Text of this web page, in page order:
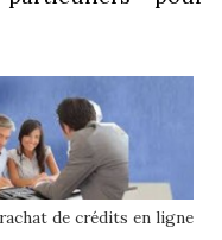
de crédits en ligne